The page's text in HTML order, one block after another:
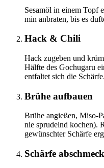
Sesamöl in einem Topf
min anbraten, bis es
Hack & Chili
Hack zugeben und
Hälfte des Gochugaru
entfaltet sich die Schärfe.
Brühe aufbauen
Brühe angießen, Miso-
nie sprudelnd kochen).
gewünschter Schärfe
Schärfe